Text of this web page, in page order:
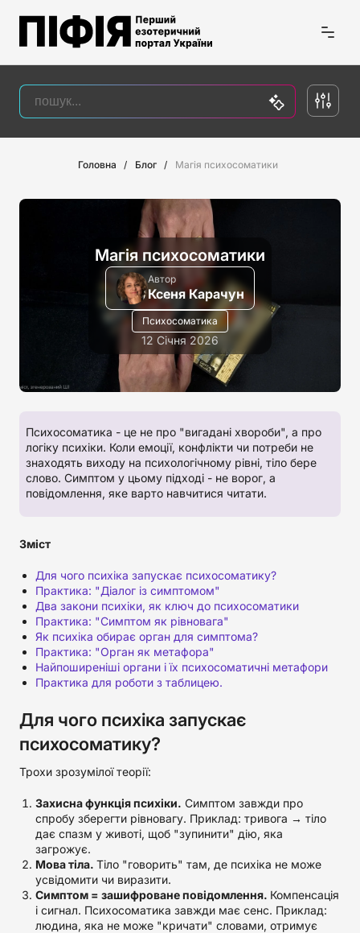
Головна Блог Магія психосоматики
Магія психосоматики
Автор
Ксеня Карачун
Психосоматика
12 Січня 2026
Психосоматика - це не про "вигадані хвороби", а про
логіку психіки. Коли емоції, конфлікти чи потреби не
знаходять виходу на психологічному рівні, тіло бере
слово. Симптом у цьому підході - не ворог, а
повідомлення, яке варто навчитися читати.
Зміст
Для чого психіка запускає психосоматику?
Практика: "Діалог із симптомом"
Два закони психіки, як ключ до психосоматики
Практика: "Симптом як рівновага"
Як психіка обирає орган для симптома?
Практика: "Орган як метафора"
Найпоширеніші органи і їх психосоматичні метафори
Практика для роботи з таблицею.
Для чого психіка запускає
психосоматику?
Трохи зрозумілої теорії:
Захисна функція психіки. Симптом завжди про
спробу зберегти рівновагу. Приклад: тривога → тіло
дає спазм у животі, щоб "зупинити" дію, яка
загрожує.
Мова тіла. Тіло "говорить" там, де психіка не може
усвідомити чи виразити.
Симптом = зашифроване повідомлення. Компенсація
і сигнал. Психосоматика завжди має сенс. Приклад:
людина, яка не може "кричати" словами, отримує